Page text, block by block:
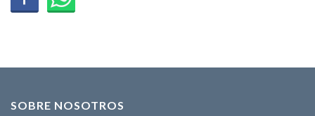
SOBRE NOSOTROS